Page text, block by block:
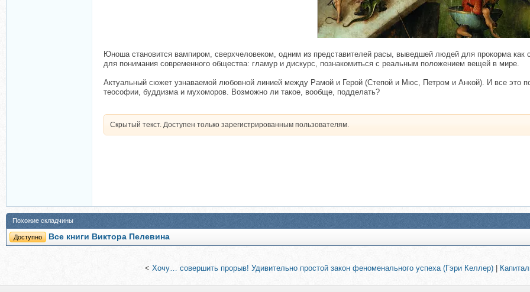
Юноша становится вампиром, сверхчеловеком, одним из представителей расы, выведшей людей для прокорма как
для понимания современного общества: гламур и дискурс, познакомиться с реальным положением вещей в мире.
Актуальный сюжет узнаваемой любовной линией между Рамой и Герой (Степой и Мюс, Петром и Анкой). И все это
теософии, буддизма и мухоморов. Возможно ли такое, вообще, подделать?
Скрытый текст. Доступен только зарегистрированным пользователям.
Похожие складчины
Доступно Все книги Виктора Пелевина
< Хочу… совершить прорыв! Удивительно простой закон феноменального успеха (Гэри Келлер)|